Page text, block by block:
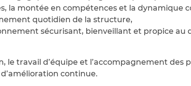
la montée en compétences et la dynamique
quotidien de la structure,
sécurisant, bienveillant et propice au
le travail d’équipe et l’accompagnement
continue.